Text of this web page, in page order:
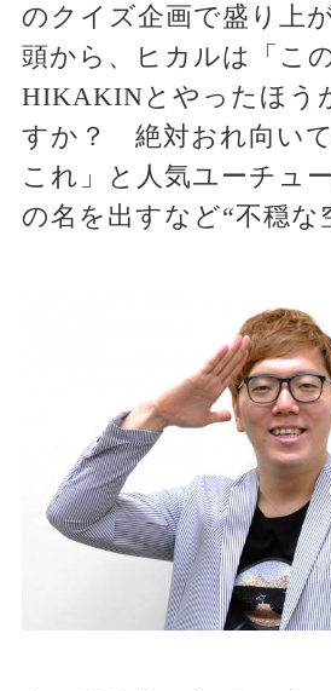
のクイズ企画で盛り上
頭から、ヒカルは「この
HIKAKINとやったほう
すか？ 絶対おれ向いて
これ」と人気ユーチュ
の名を出すなど“不穏な